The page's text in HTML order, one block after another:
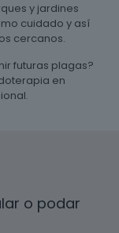
y jardines
cuidado y así
cercanos.
futuras plagas?
en
o podar